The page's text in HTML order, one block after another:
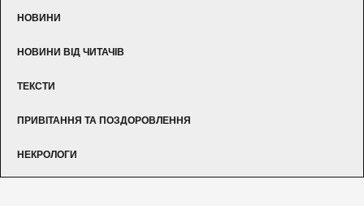
НОВИНИ
НОВИНИ ВІД ЧИТАЧІВ
ТЕКСТИ
ПРИВІТАННЯ ТА ПОЗДОРОВЛЕННЯ
НЕКРОЛОГИ